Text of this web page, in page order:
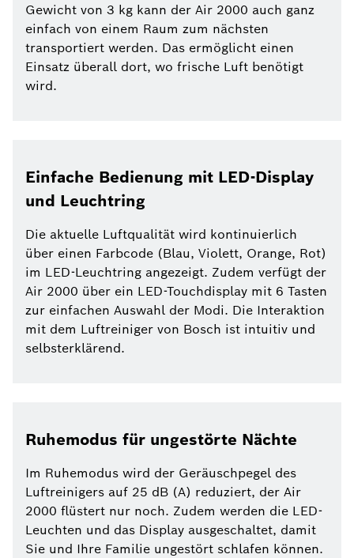
Gewicht von 3 kg kann der Air 2000 auch ganz
einfach von einem Raum zum nächsten
transportiert werden. Das ermöglicht einen
Einsatz überall dort, wo frische Luft benötigt
wird.
Einfache Bedienung mit LED-Display
und Leuchtring
Die aktuelle Luftqualität wird kontinuierlich
über einen Farbcode (Blau, Violett, Orange, Rot)
im LED-Leuchtring angezeigt. Zudem verfügt der
Air 2000 über ein LED-Touchdisplay mit 6 Tasten
zur einfachen Auswahl der Modi. Die Interaktion
mit dem Luftreiniger von Bosch ist intuitiv und
selbsterklärend.
Ruhemodus für ungestörte Nächte
Im Ruhemodus wird der Geräuschpegel des
Luftreinigers auf 25 dB (A) reduziert, der Air
2000 flüstert nur noch. Zudem werden die LED-
Leuchten und das Display ausgeschaltet, damit
Sie und Ihre Familie ungestört schlafen können.